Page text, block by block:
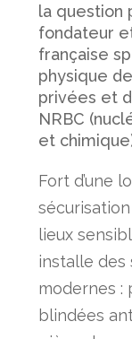
la question
fondateur
française
physique
privées et
NRBC
et
Fort d’une
lieux
installe des
modernes :
blindées